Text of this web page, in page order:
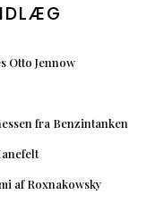
Otto Jennow
fra Benzintanken
af Roxnakowsky